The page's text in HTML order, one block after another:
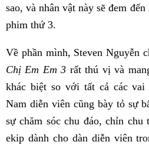
sao, và nhân vật này sẽ đem
phim thứ 3.
Về phần mình, Steven Nguyễn
Chị Em Em 3 rất thú vị và
khác biệt so với tất cả các vai
Nam diễn viên cũng bày tỏ sự
sự chăm sóc chu đáo, chỉn
ekip dành cho dàn diễn viên